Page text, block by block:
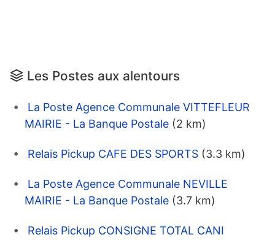
Les Postes aux alentours
La Poste Agence Communale VITTEFLEUR
MAIRIE - La Banque Postale (2 km)
Relais Pickup CAFE DES SPORTS (3.3 km)
La Poste Agence Communale NEVILLE
MAIRIE - La Banque Postale (3.7 km)
Relais Pickup CONSIGNE TOTAL CANI